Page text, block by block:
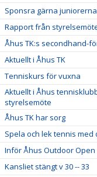
Sponsra gärna
Rapport från
Åhus TK:s secondhand-
Aktuellt i Åhus TK
Tenniskurs för vuxna
Aktuellt i Åhus
styrelsemöte
Åhus TK har sorg
Spela och lek tennis med
Inför Åhus Outdoor Open
Kansliet stängt v 30 -- 33